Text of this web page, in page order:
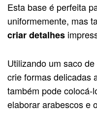
Esta base é perfeita
uniformemente, mas
criar detalhes
Utilizando um saco
crie formas delicadas
também pode colocá-
elaborar arabescos e